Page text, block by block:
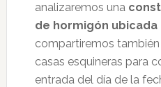
analizaremos una
de hormigón ubicada
compartiremos
casas esquineras para
entrada del día de la